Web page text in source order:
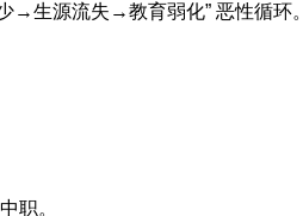
→生源流失→教育弱化” 恶性循环。
职。